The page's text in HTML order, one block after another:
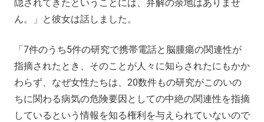
隠されてきたということには、弁解の余地はありませ
ん。」と彼女は話しました。
「7件のうち5件の研究で携帯電話と脳腫瘍の関連性が
指摘されたとき、そのことが人々に知らされたにもかか
わらず、なぜ女性たちは、20数件もの研究がこのいの
ちに関わる病気の危険要因としての中絶の関連性を指摘
しているという情報を知る権利を与えられていないので